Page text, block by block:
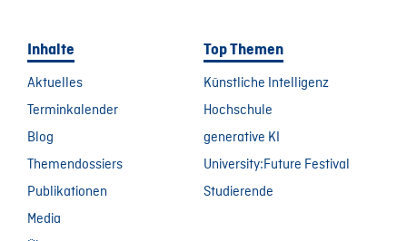
Inhalte
Aktuelles
Terminkalender
Blog
Themendossiers
Publikationen
Media
Top Themen
Künstliche Intelligenz
Hochschule
generative KI
University:Future Festival
Studierende